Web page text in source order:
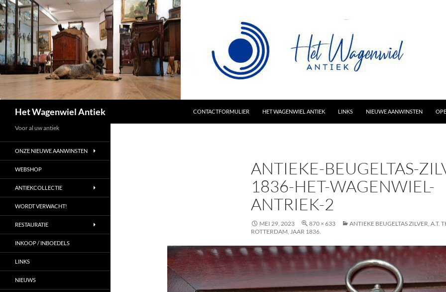
Het Wagenwiel Antiek
CONTACTFORMULIER
HET WAGENWIEL ANTIEK LINKS NIEUWE AANWINSTEN
ANTIEKE-BEUGELTAS-
1836-HET-WAGENWIEL-
ANTRIEK-2
MEI 29, 2023 870 × 633
ANTIEKE BEUGELTAS ZILVER, A.T.
ROTTERDAM, JAAR 1836.
Voor al uw antiek
ONZE NIEUWE AANWINSTEN
WEBSHOP
ANTIEKCOLLECTIE
WORDT VERWACHT!
RESTAURATIE
INKOOP / INBOEDELS
LINKS
NIEUWS